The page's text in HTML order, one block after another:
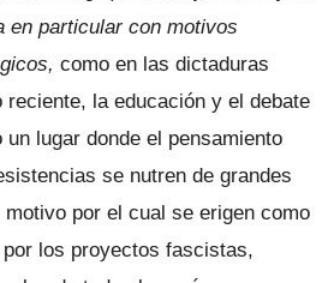
en particular con motivos
como en las dictaduras
reciente, la educación y el debate
lugar donde el pensamiento
se nutren de grandes
por el cual se erigen como
los proyectos fascistas,